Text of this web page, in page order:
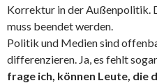
Korrektur in der Außenpolitik.
muss beendet werden.
Politik und Medien sind
differenzieren. Ja, es fehlt
frage ich, können Leute, die